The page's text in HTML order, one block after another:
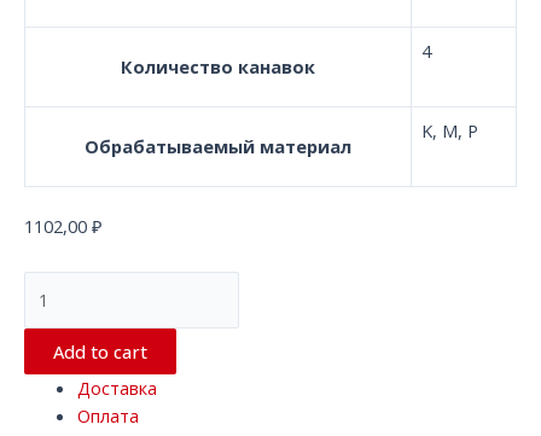
Количество канавок
4
Обрабатываемый материал
K, M, P
1102,00 ₽
концевая
фреза
с
канавками
Add to cart
Доставка
Оплата